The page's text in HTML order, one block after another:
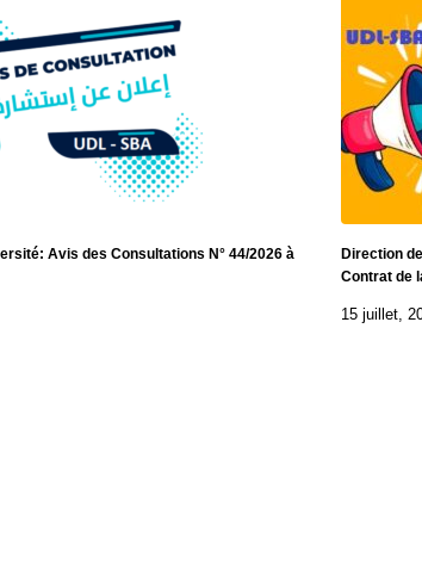
Avis des Consultations N° 44/2026 à
Direction
Contrat de
15 juillet,